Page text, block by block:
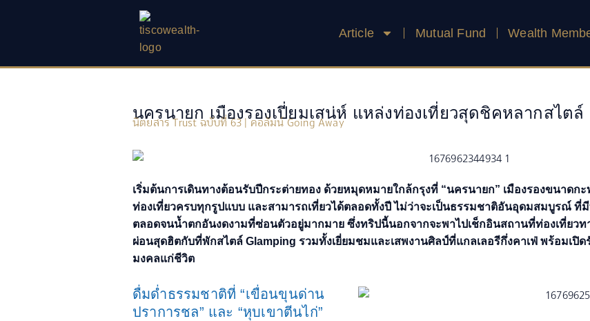
Article Mutual Fund Wealth
นครนายก เมืองรองเปี่ยมเสน่ห์ แหล่งท่องเที่ยวสุดชิคหลากสไตล์
นิตยสาร Trust ฉบับที่ 63 | คอลัมน์ Going Away
เริ่มต้นการเดินทางต้อนรับปีกระต่ายทอง ด้วยหมุดหมายใกล้กรุงที่ “นครนายก” เมืองรองขนาดก
ท่องเที่ยวครบทุกรูปแบบ และสามารถเที่ยวได้ตลอดทั้งปี ไม่ว่าจะเป็นธรรมชาติอันอุดมสมบูรณ์ ที่
ตลอดจนน้ำตกอันงดงามที่ซ่อนตัวอยู่มากมาย ซึ่งทริปนี้นอกจากจะพาไปเช็กอินสถานที่ท่องเที่ยว
ผ่อนสุดฮิตกับที่พักสไตล์ Glamping รวมทั้งเยี่ยมชมและเสพงานศิลป์ที่แกลเลอรีกึ่งคาเฟ่ พร้อมเปิ
มงคลแก่ชีวิต
ดื่มด่ำธรรมชาติที่ “เขื่อนขุนด่าน
ปราการชล” และ “หุบเขาตีนไก่”